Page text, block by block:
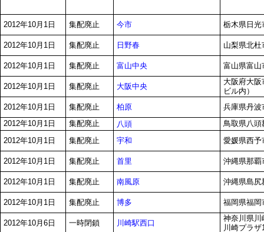
2012年10月1日 集配廃止 今市 栃木県日光
2012年10月1日 集配廃止 日野春 山梨県北
2012年10月1日 集配廃止 富山中央 富山県富山
2012年10月1日 集配廃止 大阪中央
大阪府大
ビル内）
2012年10月1日
集配廃止 柏原
兵庫県丹波
2012年10月1日
集配廃止 八頭
鳥取県八頭
2012年10月1日
集配廃止 宇和 愛媛県西予
2012年10月1日 集配廃止 首里 沖縄県那覇
2012年10月1日 集配廃止 南風原 沖縄県島尻
2012年10月1日 集配廃止 博多 福岡県福岡
2012年10月6日 一時閉鎖 川崎駅西口
神奈川県川
川崎プラザ